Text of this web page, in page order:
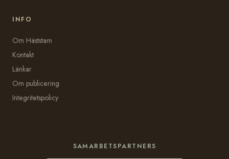
INFO
Om Häststam
Kontakt
Länkar
Om publicering
Integritetspolicy
SAMARBETSPARTNERS